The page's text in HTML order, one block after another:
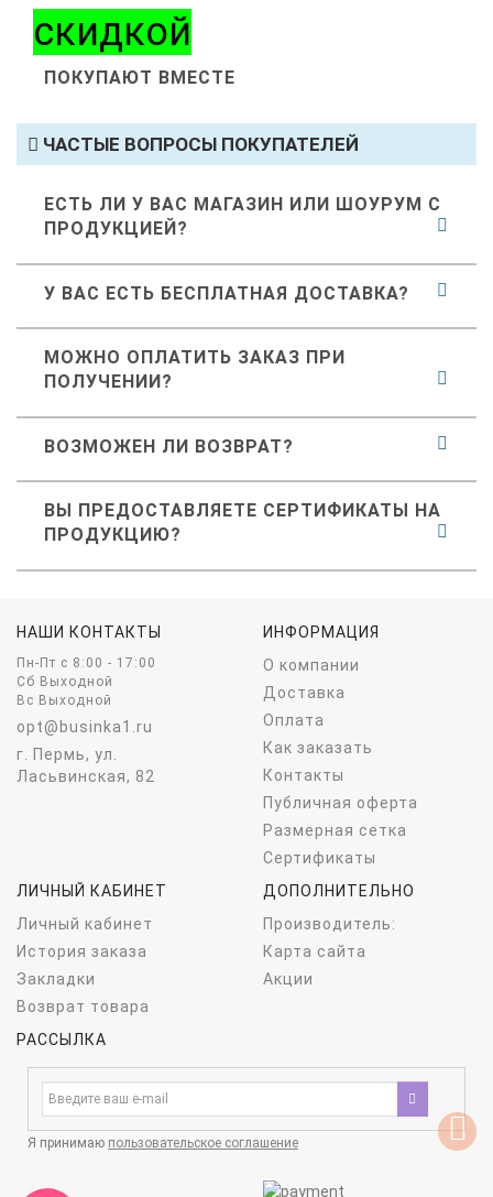
скидкой
ПОКУПАЮТ ВМЕСТЕ
ЧАСТЫЕ ВОПРОСЫ ПОКУПАТЕЛЕЙ
ЕСТЬ ЛИ У ВАС МАГАЗИН ИЛИ ШОУРУМ С
ПРОДУКЦИЕЙ?
У ВАС ЕСТЬ БЕСПЛАТНАЯ ДОСТАВКА?
МОЖНО ОПЛАТИТЬ ЗАКАЗ ПРИ
ПОЛУЧЕНИИ?
ВОЗМОЖЕН ЛИ ВОЗВРАТ?
ВЫ ПРЕДОСТАВЛЯЕТЕ СЕРТИФИКАТЫ НА
ПРОДУКЦИЮ?
НАШИ КОНТАКТЫ
Пн-Пт c 8:00 - 17:00
Сб Выходной
Вс Выходной
opt@businka1.ru
г. Пермь, ул.
Ласьвинская, 82
ИНФОРМАЦИЯ
О компании
Доставка
Оплата
Как заказать
Контакты
Публичная оферта
Размерная сетка
Сертификаты
ЛИЧНЫЙ КАБИНЕТ
Личный кабинет
История заказа
Закладки
Возврат товара
ДОПОЛНИТЕЛЬНО
Производитель:
Карта сайта
Акции
РАССЫЛКА
Я принимаю пользовательское соглашение